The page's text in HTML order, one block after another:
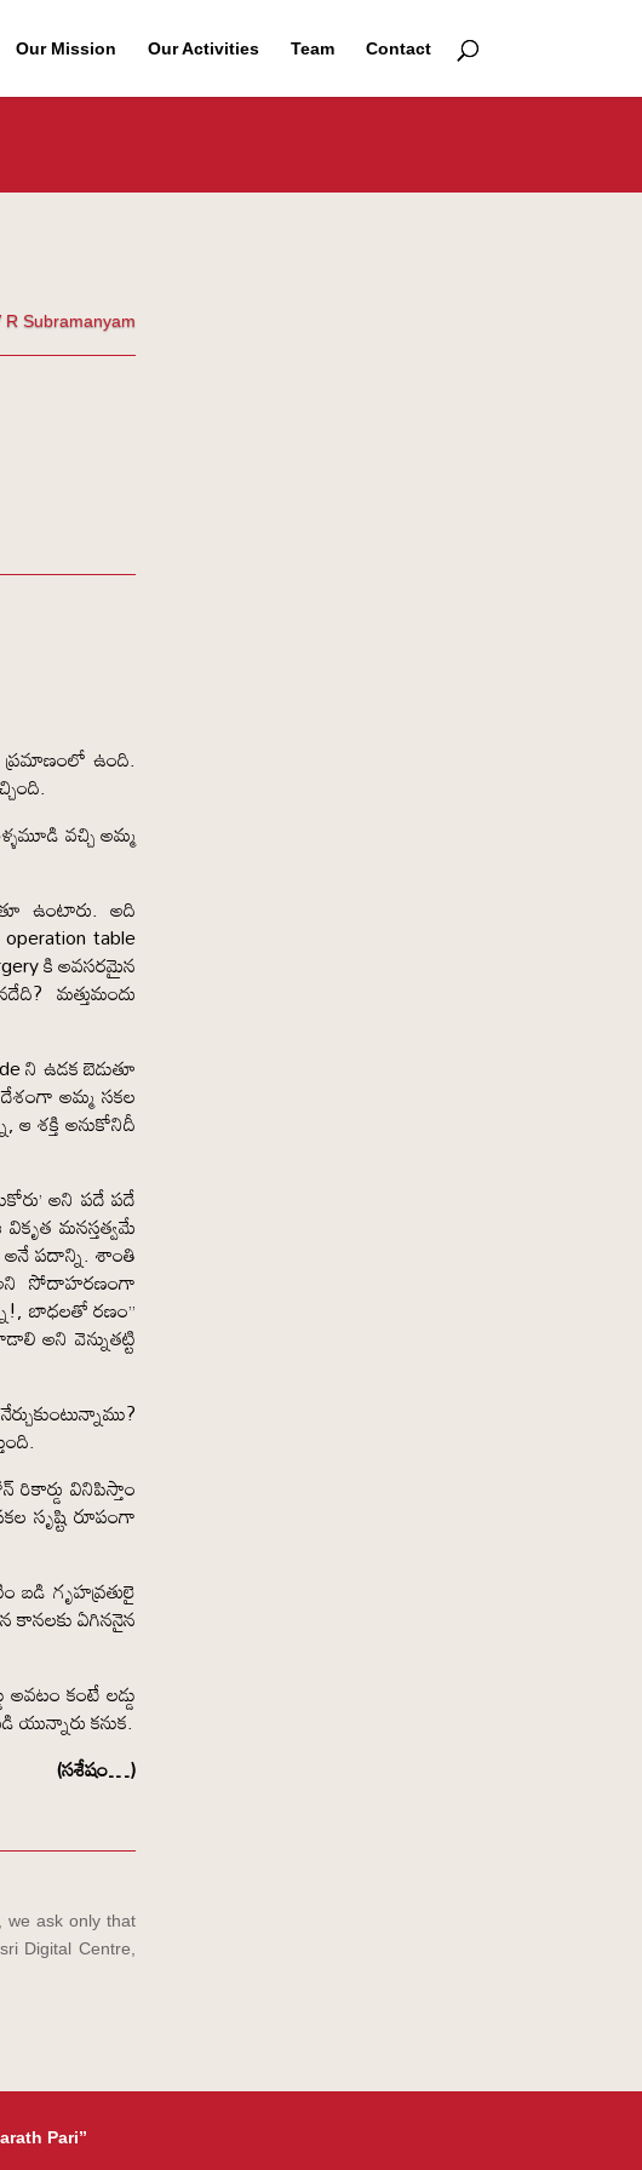
Our Mission Our Activities Team Contact
R Subramanyam
ప్రమాణంలో ఉంది.
వచ్చి అమ్మ
ఉంటారు. అది
table
కి అవసరమైన
మత్తుమందు
ని ఉడక బెడుతూ
అమ్మ సకల
ఆ శక్తి అనుకోనిదీ
అని పదే పదే
మనస్తత్వమే
అనే పదాన్ని. శాంతి
అని సోదాహరణంగా
బాధలతో రణం”
అని వెన్నుతట్టి
వినిపిస్తాం
సృష్టి రూపంగా
బడి గృహవ్రతులై
కానలకు ఏగిననైన
కంటే లడ్డు
కనుక.
(సశేషం…)
we ask only that
Digital Centre,
Pari”